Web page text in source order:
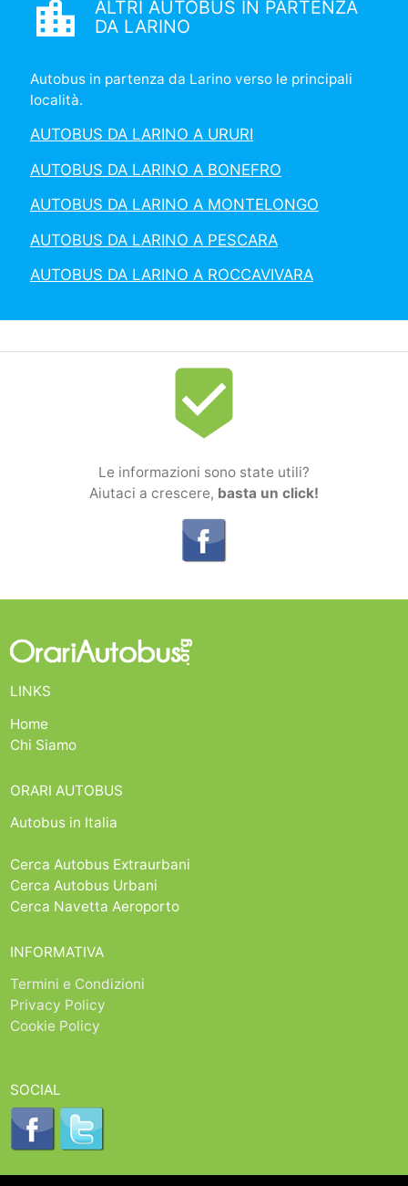
location_city
ALTRI AUTOBUS IN PARTENZA
DA LARINO
Autobus in partenza da Larino verso le principali
località.
AUTOBUS DA LARINO A URURI
AUTOBUS DA LARINO A BONEFRO
AUTOBUS DA LARINO A MONTELONGO
AUTOBUS DA LARINO A PESCARA
AUTOBUS DA LARINO A ROCCAVIVARA
beenhere
Le informazioni sono state utili?
Aiutaci a crescere, basta un click!
LINKS
Home
Chi Siamo
ORARI AUTOBUS
Autobus in Italia
Cerca Autobus Extraurbani
Cerca Autobus Urbani
Cerca Navetta Aeroporto
INFORMATIVA
Termini e Condizioni
Privacy Policy
Cookie Policy
SOCIAL